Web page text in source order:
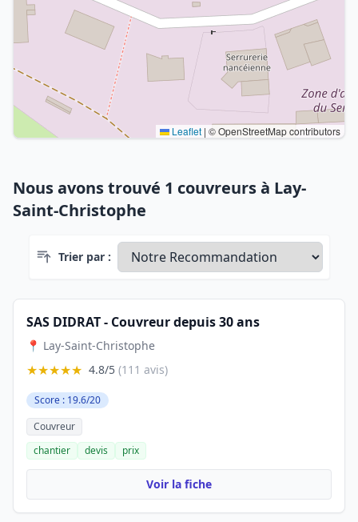
Leaflet | © OpenStreetMap contributors
Nous avons trouvé 1 couvreurs à Lay-
Saint-Christophe
Trier par :
SAS DIDRAT - Couvreur depuis 30 ans
📍 Lay-Saint-Christophe
★★★★★ 4.8/5 (111 avis)
Score : 19.6/20
Couvreur
chantier
devis prix
Voir la fiche